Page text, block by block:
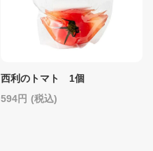
西利のトマト 1個
594
(税込)